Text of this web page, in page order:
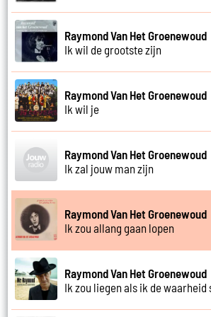
Raymond Van Het Groenewoud
Ik wil de grootste zijn
Raymond Van Het Groenewoud
Ik wil je
Raymond Van Het Groenewoud
Ik zal jouw man zijn
Raymond Van Het Groenewoud
Ik zou allang gaan lopen
Raymond Van Het Groenewoud
Ik zou liegen als ik de waarheid